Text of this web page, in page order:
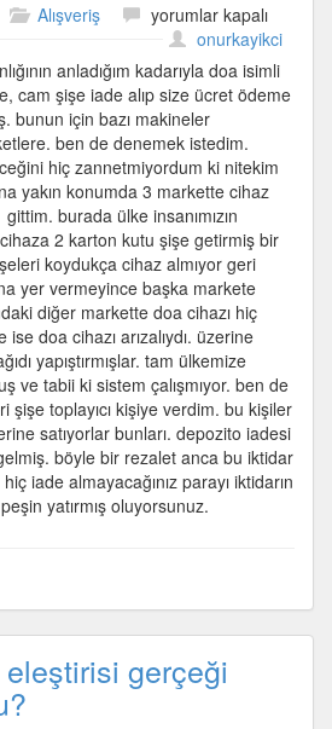
Alışveriş
Doa
depozito
sistemi
gerçekten
işliyor
mu?
için
yorumlar kapalı
onurkayikci
anladığım kadarıyla doa isimli
cam şişe iade alıp size ücret ödeme
bunun için bazı makineler
ben de denemek istedim.
hiç zannetmiyordum ki nitekim
yakın konumda 3 markette cihaz
burada ülke insanımızın
cihaza 2 karton kutu şişe getirmiş bir
koydukça cihaz almıyor geri
yer vermeyince başka markete
diğer markette doa cihazı hiç
doa cihazı arızalıydı. üzerine
yapıştırmışlar. tam ülkemize
ve tabii ki sistem çalışmıyor. ben de
şişe toplayıcı kişiye verdim. bu kişiler
satıyorlar bunları. depozito iadesi
böyle bir rezalet anca bu iktidar
iade almayacağınız parayı iktidarın
yatırmış oluyorsunuz.
gerçeği